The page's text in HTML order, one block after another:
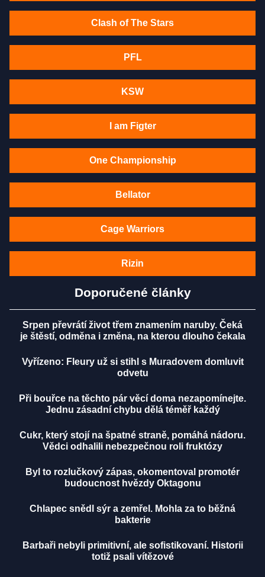
Clash of The Stars
PFL
KSW
I am Figter
One Championship
Bellator
Cage Warriors
Rizin
Doporučené články
Srpen převrátí život třem znamením naruby. Čeká
je štěstí, odměna i změna, na kterou dlouho čekala
Vyřízeno: Fleury už si stihl s Muradovem domluvit
odvetu
Při bouřce na těchto pár věcí doma nezapomínejte.
Jednu zásadní chybu dělá téměř každý
Cukr, který stojí na špatné straně, pomáhá nádoru.
Vědci odhalili nebezpečnou roli fruktózy
Byl to rozlučkový zápas, okomentoval promotér
budoucnost hvězdy Oktagonu
Chlapec snědl sýr a zemřel. Mohla za to běžná
bakterie
Barbaři nebyli primitivní, ale sofistikovaní. Historii
totiž psali vítězové